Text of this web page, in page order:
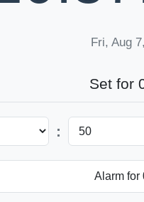
Fri, Aug
Set for
: